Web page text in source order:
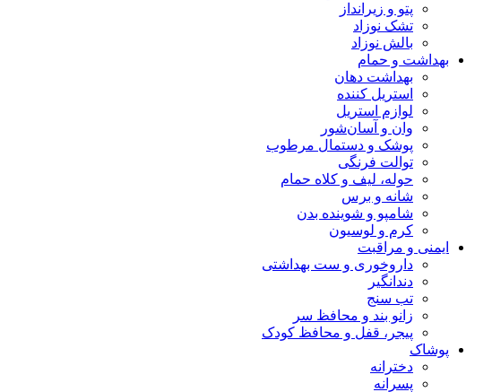
پتو و زیرانداز
تشک نوزاد
بالش نوزاد
بهداشت و حمام
بهداشت دهان
استریل کننده
لوازم استریل
وان و آسان‌شور
پوشک و دستمال مرطوب
توالت فرنگی
حوله، لیف و کلاه حمام
شانه و برس
شامپو و شوینده بدن
کرم و لوسیون
ایمنی و مراقبت
داروخوری و ست بهداشتی
دندانگیر
تب‌ سنج
زانو بند و محافظ سر
پیجر، قفل و محافظ کودک
پوشاک
دخترانه
پسرانه